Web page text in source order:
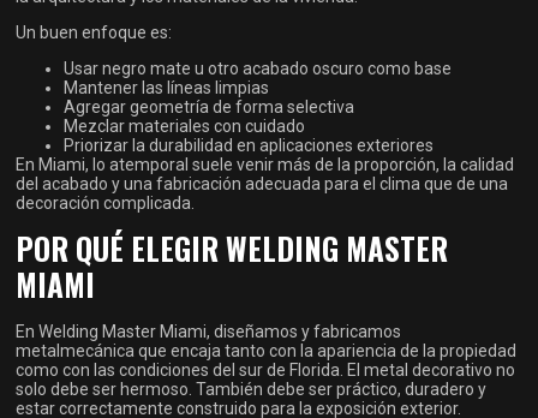
Un buen enfoque es:
Usar negro mate u otro acabado oscuro como base
Mantener las líneas limpias
Agregar geometría de forma selectiva
Mezclar materiales con cuidado
Priorizar la durabilidad en aplicaciones exteriores
En Miami, lo atemporal suele venir más de la proporción, la calidad
del acabado y una fabricación adecuada para el clima que de una
decoración complicada.
POR QUÉ ELEGIR WELDING MASTER
MIAMI
En Welding Master Miami, diseñamos y fabricamos
metalmecánica que encaja tanto con la apariencia de la propiedad
como con las condiciones del sur de Florida. El metal decorativo no
solo debe ser hermoso. También debe ser práctico, duradero y
estar correctamente construido para la exposición exterior.